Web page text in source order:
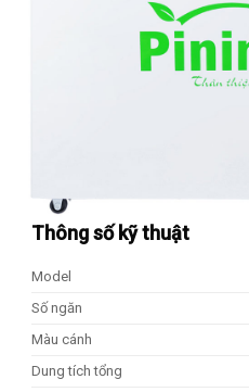
Thông số kỹ thuật
Model
Số ngăn
Màu cánh
Dung tích tổng